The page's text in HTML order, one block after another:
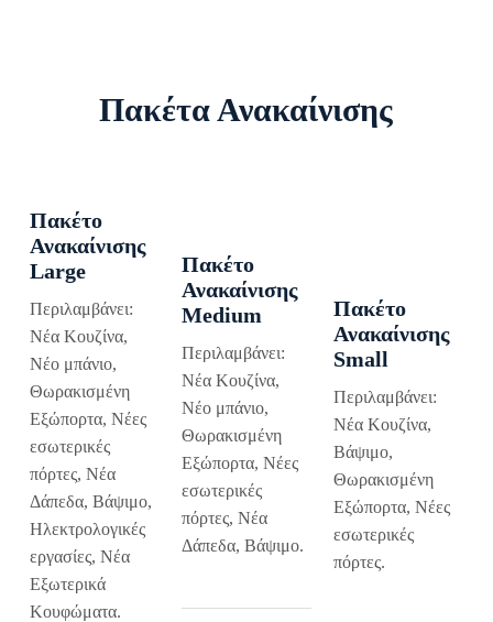
Πακέτα Ανακαίνισης
Πακέτο
Ανακαίνισης
Large
Περιλαμβάνει:
Νέα Κουζίνα,
Νέο μπάνιο,
Θωρακισμένη
Εξώπορτα, Νέες
εσωτερικές
πόρτες, Νέα
Δάπεδα, Βάψιμο,
Ηλεκτρολογικές
εργασίες, Νέα
Εξωτερικά
Κουφώματα.
Πακέτο
Ανακαίνισης
Medium
Περιλαμβάνει:
Νέα Κουζίνα,
Νέο μπάνιο,
Θωρακισμένη
Εξώπορτα, Νέες
εσωτερικές
πόρτες, Νέα
Δάπεδα, Βάψιμο.
Πακέτο
Ανακαίνισης
Small
Περιλαμβάνει:
Νέα Κουζίνα,
Βάψιμο,
Θωρακισμένη
Εξώπορτα, Νέες
εσωτερικές
πόρτες.